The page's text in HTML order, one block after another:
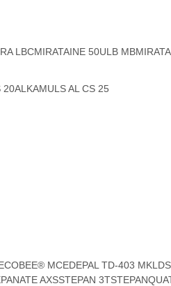
LBCMIRATAINE 50ULB MB
20ALKAMULS AL CS 25
MCEDEPAL TD-403 MKLD
AXSSTEPAN 3T